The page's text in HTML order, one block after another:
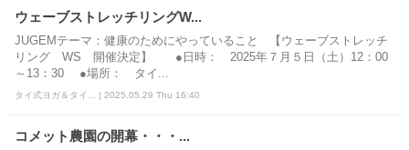
ウェーブストレッチリングW...
JUGEMテーマ：健康のためにやっていること 【ウェーブストレッチ
リング WS 開催決定】 ●日時： 2025年７月５日（土）12：00
～13：30 ●場所： タイ...
タイ式ヨガ＆タイ... | 2025.05.29 Thu 16:40
コメット農園の開幕・・・...